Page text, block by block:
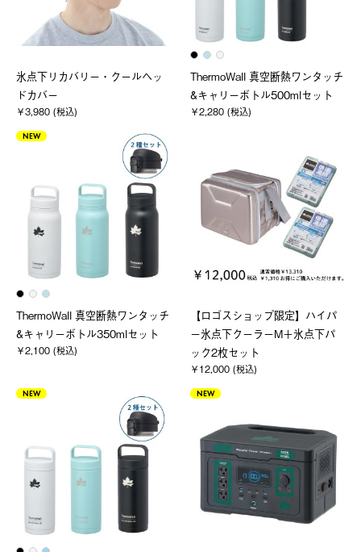
氷点下リカバリー・クールヘッ
ドカバー
￥3,980 (税込)
ThermoWall 真空断熱ワンタッチ
&キャリーボトル500mlセット
￥2,280 (税込)
NEW
ThermoWall 真空断熱ワンタッチ
&キャリーボトル350mlセット
￥2,100 (税込)
【ロゴスショップ限定】ハイパ
ー氷点下クーラーM＋氷点下パ
ック2枚セット
￥12,000 (税込)
NEW NEW